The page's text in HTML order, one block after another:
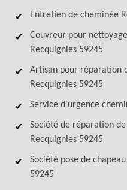
Entretien de cheminée
Couvreur pour
Recquignies 59245
Artisan pour réparation
Recquignies 59245
Service d'urgence
Société de réparation
Recquignies 59245
Société pose de
59245